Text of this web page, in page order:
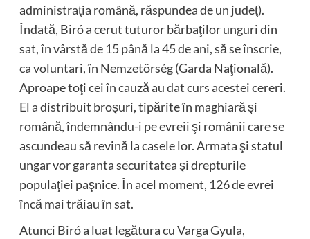
administraţia română, răspundea de un judeţ).
Îndată, Biró a cerut tuturor bărbaţilor unguri din
sat, în vârstă de 15 până la 45 de ani, să se înscrie,
ca voluntari, în Nemzetörség (Garda Naţională).
Aproape toţi cei în cauză au dat curs acestei cereri.
El a distribuit broşuri, tipărite în maghiară şi
română, îndemnându-i pe evreii şi românii care se
ascundeau să revină la casele lor. Armata şi statul
ungar vor garanta securitatea şi drepturile
populaţiei paşnice. În acel moment, 126 de evrei
încă mai trăiau în sat.
Atunci Biró a luat legătura cu Varga Gyula,